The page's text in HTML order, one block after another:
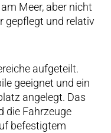
Meer, aber nicht
gepflegt und relativ
aufgeteilt.
geeignet und ein
angelegt. Das
die Fahrzeuge
befestigtem